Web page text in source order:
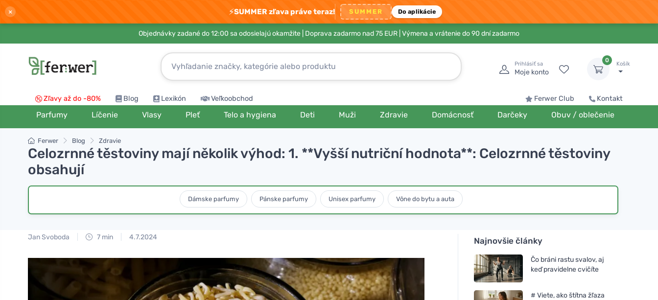
× ⚡SUMMER zľava práve teraz! SUMMER Do aplikácie
Objednávky zadané do 12:00 sa odosielajú okamžite | Doprava zadarmo nad 75 EUR | Výmena a vrátenie do 90 dní zadarmo
Prihlásiť sa
Moje konto
0
Košík
Zľavy až do -80% Blog Lexikón Veľkoobchod Ferwer Club Kontakt
Parfumy Líčenie Vlasy Pleť Telo a hygiena Deti Muži Zdravie Domácnosť Darčeky Obuv / oblečenie
Ferwer Blog Zdravie
Celozrnné těstoviny mají několik výhod: 1. **Vyšší nutriční hodnota**: Celozrnné těstoviny
obsahují
Dámske parfumy Pánske parfumy Unisex parfumy Vône do bytu a auta
Jan Svoboda 7 min 4.7.2024 Najnovšie články
Čo bráni rastu svalov, aj
keď pravidelne cvičíte
# Viete, ako štítna žľaza